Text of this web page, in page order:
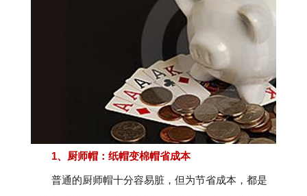
1、厨师帽：纸帽变棉帽省成本
普通的厨师帽十分容易脏，但为节省成本，都是